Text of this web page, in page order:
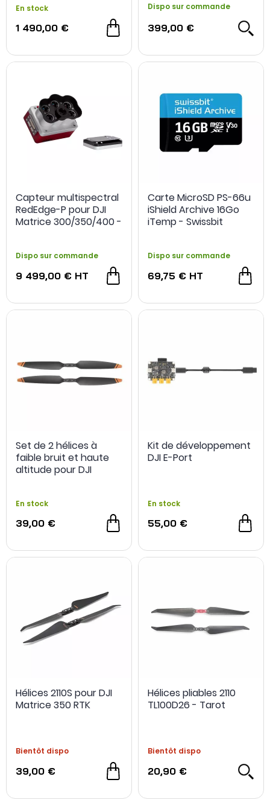
En stock
1 490,00 €
Dispo sur commande
399,00 €
Capteur multispectral
RedEdge-P pour DJI
Matrice 300/350/400 -
Dispo sur commande
9 499,00 € HT
Carte MicroSD PS-66u
iShield Archive 16Go
iTemp - Swissbit
Dispo sur commande
69,75 € HT
Set de 2 hélices à
faible bruit et haute
altitude pour DJI
En stock
39,00 €
Kit de développement
DJI E-Port
En stock
55,00 €
Hélices 2110S pour DJI
Matrice 350 RTK
Bientôt dispo
39,00 €
Hélices pliables 2110
TL100D26 - Tarot
Bientôt dispo
20,90 €